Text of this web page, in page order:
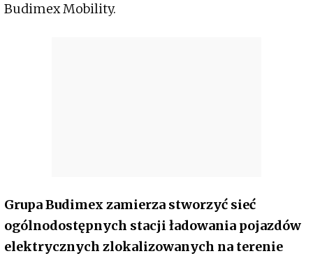
Budimex Mobility.
Grupa Budimex zamierza stworzyć sieć
ogólnodostępnych stacji ładowania pojazdów
elektrycznych zlokalizowanych na terenie